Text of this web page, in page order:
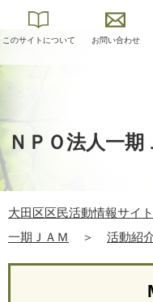
このサイトについて お問い合わせ
ＮＰＯ法人一期
大田区区民活動情報サイ
一期ＪＡＭ
＞ 活動紹